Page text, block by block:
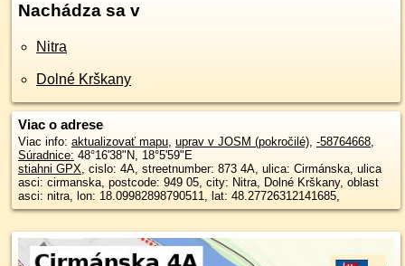
Nachádza sa v
Nitra
Dolné Krškany
Viac o adrese
Viac info: aktualizovať mapu, uprav v JOSM (pokročilé), -58764668,
Súradnice: 48°16'38"N, 18°5'59"E
stiahni GPX, cislo: 4A, streetnumber: 873 4A, ulica: Cirmánska, ulica
asci: cirmanska, postcode: 949 05, city: Nitra, Dolné Krškany, oblast
asci: nitra, lon: 18.09982898790511, lat: 48.27726312141685,